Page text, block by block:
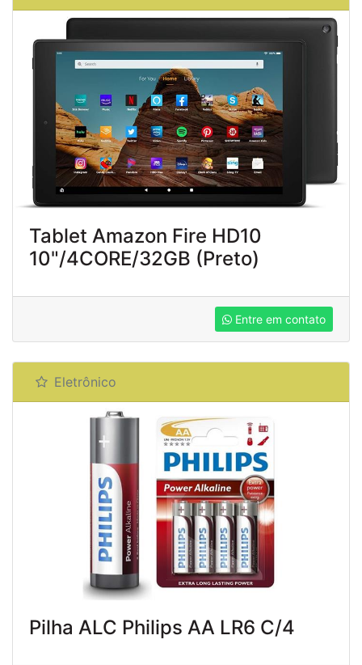
Tablet Amazon Fire HD10
10"/4CORE/32GB (Preto)
Entre em contato
Eletrônico
Pilha ALC Philips AA LR6 C/4